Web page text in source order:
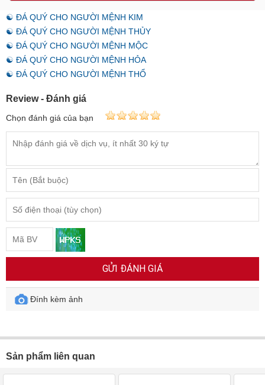
☯ ĐÁ QUÝ CHO NGƯỜI MỆNH KIM
☯ ĐÁ QUÝ CHO NGƯỜI MỆNH THỦY
☯ ĐÁ QUÝ CHO NGƯỜI MỆNH MỘC
☯ ĐÁ QUÝ CHO NGƯỜI MỆNH HỎA
☯ ĐÁ QUÝ CHO NGƯỜI MỆNH THỔ
Review - Đánh giá
Chọn đánh giá của bạn
GỬI ĐÁNH GIÁ
Đính kèm ảnh
Sản phẩm liên quan